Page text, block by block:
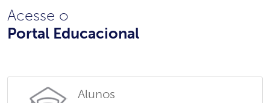
Acesse o
Portal Educacional
Alunos